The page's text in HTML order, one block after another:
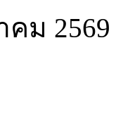
คม 2569